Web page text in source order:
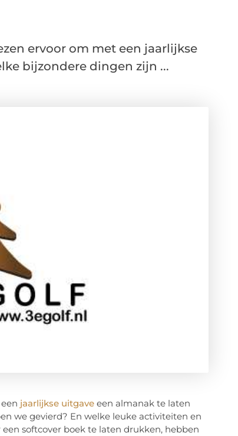
ervoor om met een jaarlijkse
bijzondere dingen zijn ...
jaarlijkse uitgaveeen almanak te laten
we gevierd? En welke leuke activiteiten en
softcover boek te laten drukken, hebben